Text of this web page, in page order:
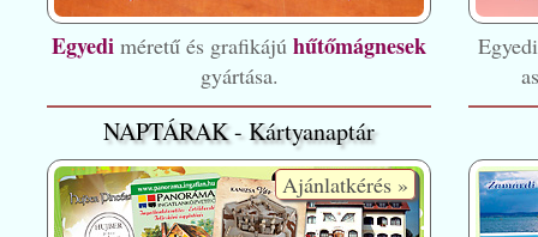
Egyedi méretű és grafikájú hűtőmágnesek
gyártása.
NAPTÁRAK - Kártyanaptár
Ajánlatkérés »